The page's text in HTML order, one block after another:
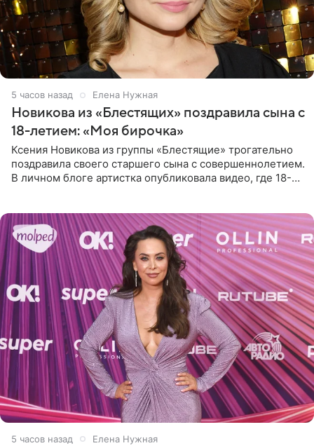
5 часов назад Елена Нужная
Новикова из «Блестящих» поздравила сына с
18-летием: «Моя бирочка»
Ксения Новикова из группы «Блестящие» трогательно
поздравила своего старшего сына с совершеннолетием.
В личном блоге артистка опубликовала видео, где 18-
5 часов назад Елена Нужная